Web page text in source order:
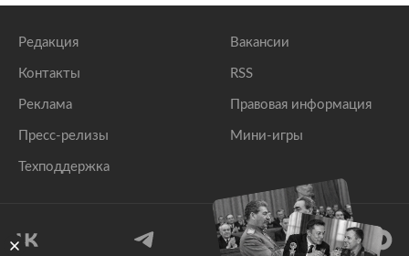
Редакция
Контакты
Реклама
Пресс-релизы
Техподдержка
Вакансии
RSS
Правовая информация
Мини-игры